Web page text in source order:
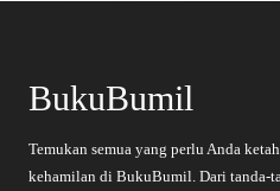
BukuBumil
Temukan semua yang perlu Anda
kehamilan di BukuBumil. Dari tanda-